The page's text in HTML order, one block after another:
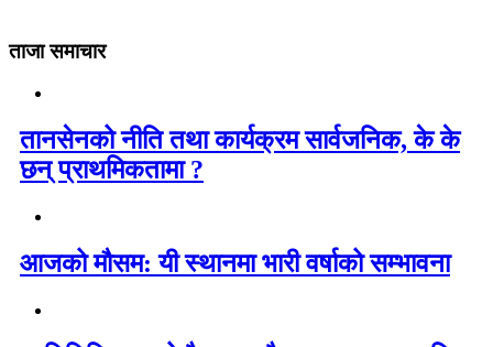
ताजा समाचार
तानसेनको नीति तथा कार्यक्रम सार्वजनिक, के के
छन् प्राथमिकतामा ?
आजको मौसम: यी स्थानमा भारी वर्षाको सम्भावना